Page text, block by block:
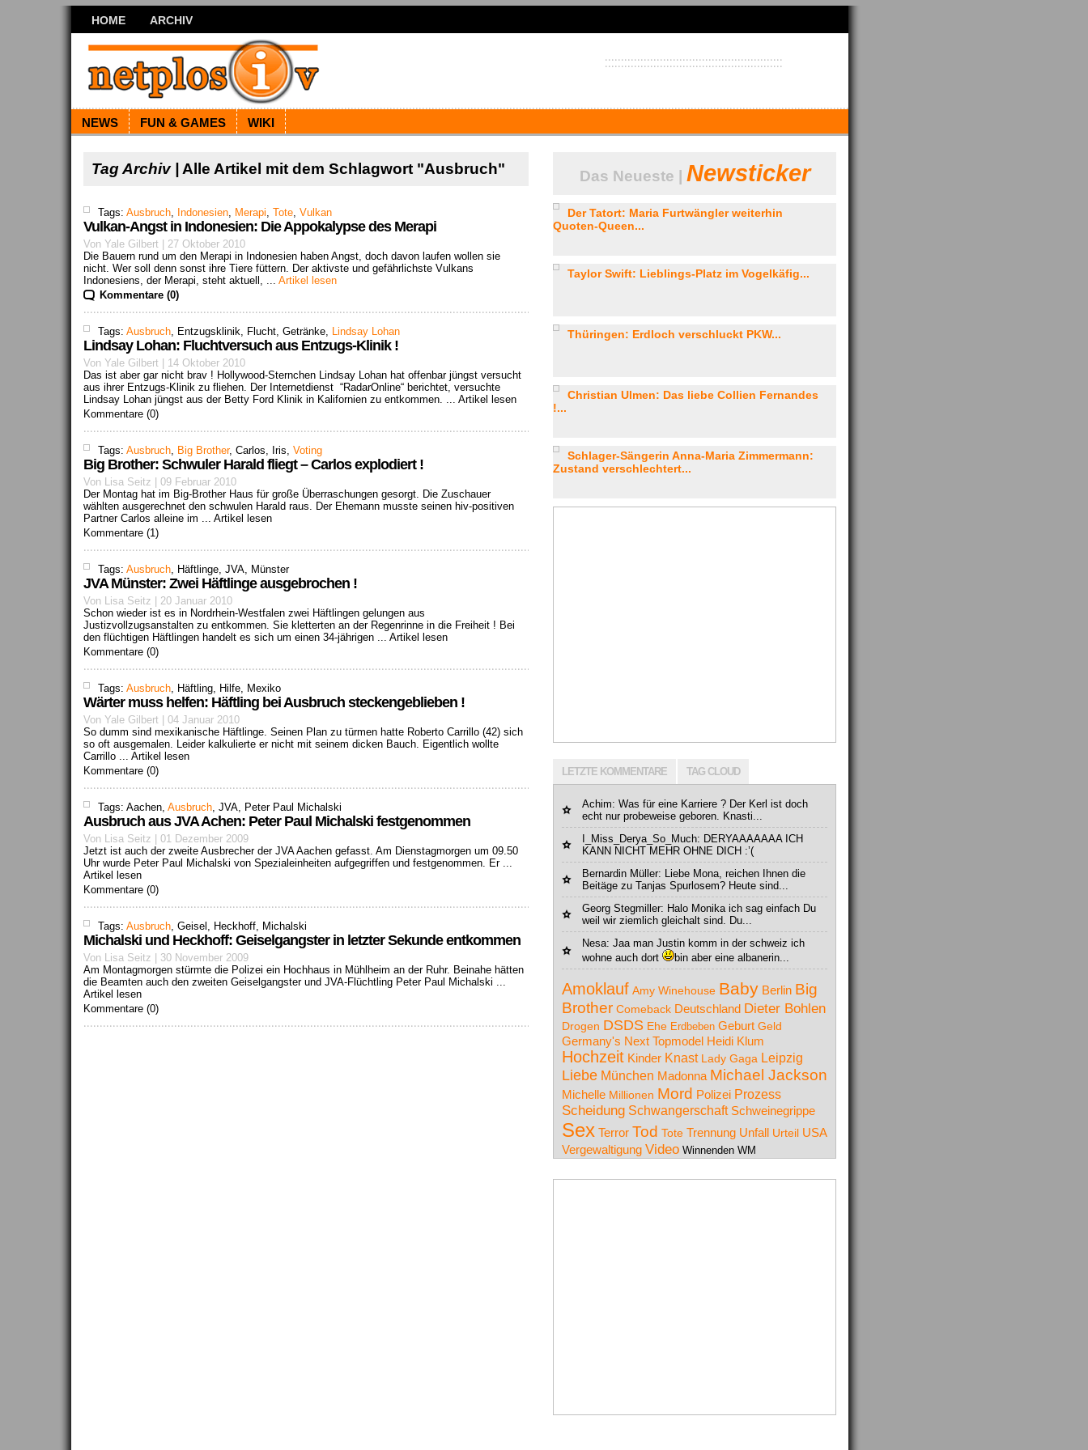
HOME ARCHIV
NEWS FUN & GAMES WIKI
Tag Archiv | Alle Artikel mit dem Schlagwort "Ausbruch"
Tags: Ausbruch, Indonesien, Merapi, Tote, Vulkan
Vulkan-Angst in Indonesien: Die Appokalypse des Merapi
Von Yale Gilbert | 27 Oktober 2010
Die Bauern rund um den Merapi in Indonesien haben Angst, doch davon laufen wollen sie
nicht. Wer soll denn sonst ihre Tiere füttern. Der aktivste und gefährlichste Vulkans
Indonesiens, der Merapi, steht aktuell, ... Artikel lesen
Kommentare (0)
Tags: Ausbruch, Entzugsklinik, Flucht, Getränke, Lindsay Lohan
Lindsay Lohan: Fluchtversuch aus Entzugs-Klinik !
Von Yale Gilbert | 14 Oktober 2010
Das ist aber gar nicht brav ! Hollywood-Sternchen Lindsay Lohan hat offenbar jüngst versucht
aus ihrer Entzugs-Klinik zu fliehen. Der Internetdienst “RadarOnline“ berichtet, versuchte
Lindsay Lohan jüngst aus der Betty Ford Klinik in Kalifornien zu entkommen. ... Artikel lesen
Kommentare (0)
Tags: Ausbruch, Big Brother, Carlos, Iris, Voting
Big Brother: Schwuler Harald fliegt – Carlos explodiert !
Von Lisa Seitz | 09 Februar 2010
Der Montag hat im Big-Brother Haus für große Überraschungen gesorgt. Die Zuschauer
wählten ausgerechnet den schwulen Harald raus. Der Ehemann musste seinen hiv-positiven
Partner Carlos alleine im ... Artikel lesen
Kommentare (1)
Tags: Ausbruch, Häftlinge, JVA, Münster
JVA Münster: Zwei Häftlinge ausgebrochen !
Von Lisa Seitz | 20 Januar 2010
Schon wieder ist es in Nordrhein-Westfalen zwei Häftlingen gelungen aus
Justizvollzugsanstalten zu entkommen. Sie kletterten an der Regenrinne in die Freiheit ! Bei
den flüchtigen Häftlingen handelt es sich um einen 34-jährigen ... Artikel lesen
Kommentare (0)
Tags: Ausbruch, Häftling, Hilfe, Mexiko
Wärter muss helfen: Häftling bei Ausbruch steckengeblieben !
Von Yale Gilbert | 04 Januar 2010
So dumm sind mexikanische Häftlinge. Seinen Plan zu türmen hatte Roberto Carrillo (42) sich
so oft ausgemalen. Leider kalkulierte er nicht mit seinem dicken Bauch. Eigentlich wollte
Carrillo ... Artikel lesen
Kommentare (0)
Tags: Aachen, Ausbruch, JVA, Peter Paul Michalski
Ausbruch aus JVA Achen: Peter Paul Michalski festgenommen
Von Lisa Seitz | 01 Dezember 2009
Jetzt ist auch der zweite Ausbrecher der JVA Aachen gefasst. Am Dienstagmorgen um 09.50
Uhr wurde Peter Paul Michalski von Spezialeinheiten aufgegriffen und festgenommen. Er ...
Artikel lesen
Kommentare (0)
Tags: Ausbruch, Geisel, Heckhoff, Michalski
Michalski und Heckhoff: Geiselgangster in letzter Sekunde entkommen
Von Lisa Seitz | 30 November 2009
Am Montagmorgen stürmte die Polizei ein Hochhaus in Mühlheim an der Ruhr. Beinahe hätten
die Beamten auch den zweiten Geiselgangster und JVA-Flüchtling Peter Paul Michalski ...
Artikel lesen
Kommentare (0)
Das Neueste | Newsticker
Der Tatort: Maria Furtwängler weiterhin
Quoten-Queen...
Taylor Swift: Lieblings-Platz im Vogelkäfig...
Thüringen: Erdloch verschluckt PKW...
Christian Ulmen: Das liebe Collien Fernandes
!...
Schlager-Sängerin Anna-Maria Zimmermann:
Zustand verschlechtert...
LETZTE KOMMENTARE TAG CLOUD
Achim: Was für eine Karriere ? Der Kerl ist doch
echt nur probeweise geboren. Knasti...
I_Miss_Derya_So_Much: DERYAAAAAAA ICH
KANN NICHT MEHR OHNE DICH :’(
Bernardin Müller: Liebe Mona, reichen Ihnen die
Beitäge zu Tanjas Spurlosem? Heute sind...
Georg Stegmiller: Halo Monika ich sag einfach Du
weil wir ziemlich gleichalt sind. Du...
Nesa: Jaa man Justin komm in der schweiz ich
wohne auch dort
bin aber eine albanerin...
Amoklauf Amy Winehouse Baby Berlin Big
Brother Comeback Deutschland Dieter Bohlen
Drogen DSDS Ehe Erdbeben Geburt Geld
Germany's Next Topmodel Heidi Klum
Hochzeit Kinder Knast Lady Gaga Leipzig
Liebe München Madonna Michael Jackson
Michelle Millionen Mord Polizei Prozess
Scheidung Schwangerschaft Schweinegrippe
Sex Terror Tod Tote Trennung Unfall Urteil USA
Vergewaltigung Video Winnenden WM